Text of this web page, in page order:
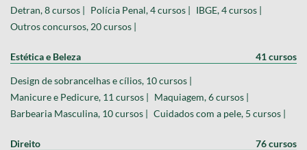
Detran, 8 cursos | Polícia Penal, 4 cursos | IBGE, 4 cursos |
Outros concursos, 20 cursos |
Estética e Beleza 41 cursos
Design de sobrancelhas e cílios, 10 cursos |
Manicure e Pedicure, 11 cursos | Maquiagem, 6 cursos |
Barbearia Masculina, 10 cursos | Cuidados com a pele, 5 cursos |
Direito 76 cursos